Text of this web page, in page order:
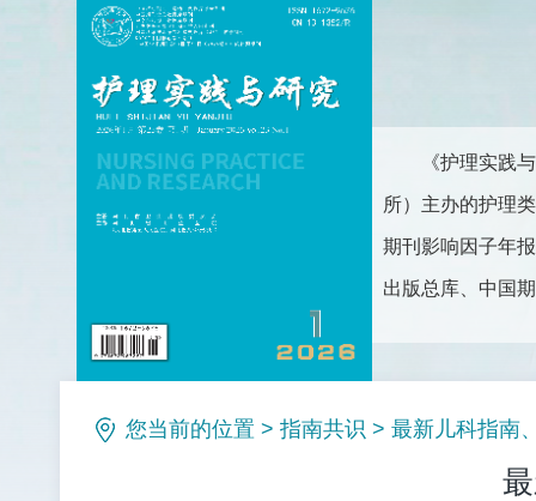
《护理实践
所）主办的护理
期刊影响因子年
出版总库、中国
理等栏目。是护
您当前的位置 > 指南共识 > 最新儿科指南